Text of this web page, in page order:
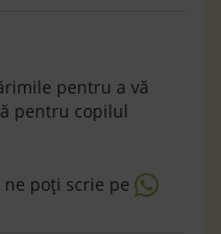
pentru a vă
pentru copilul
poţi scrie pe